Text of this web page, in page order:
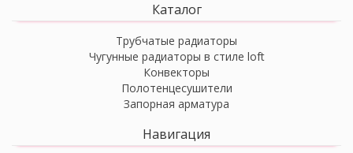
Каталог
Трубчатые радиаторы
Чугунные радиаторы в стиле loft
Конвекторы
Полотенцесушители
Запорная арматура
Навигация